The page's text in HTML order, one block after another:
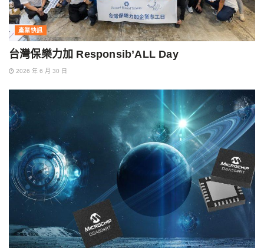
產業快訊
台灣保樂力加 Responsib’ALL Day
2026 年 6 月 30 日